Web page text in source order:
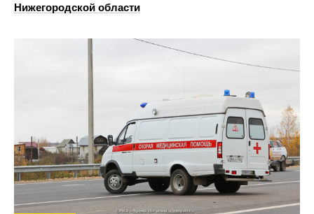
Нижегородской области